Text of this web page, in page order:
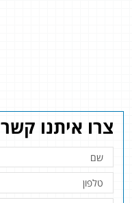
צרו איתנו קשר